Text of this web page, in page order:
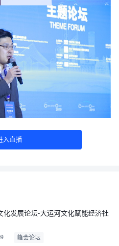
入直播
化发展论坛-大运河文化赋能经济社
峰会论坛